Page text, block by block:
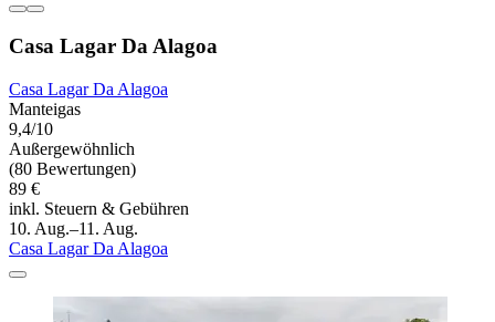
Casa Lagar Da Alagoa
Casa Lagar Da Alagoa
Manteigas
9,4/10
Außergewöhnlich
(80 Bewertungen)
89 €
inkl. Steuern & Gebühren
10. Aug.–11. Aug.
Casa Lagar Da Alagoa